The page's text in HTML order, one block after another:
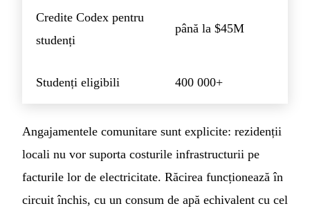
Credite Codex pentru
studenți
până la $45M
Studenți eligibili 400 000+
Angajamentele comunitare sunt explicite: rezidenții
locali nu vor suporta costurile infrastructurii pe
facturile lor de electricitate. Răcirea funcționează în
circuit închis, cu un consum de apă echivalent cu cel